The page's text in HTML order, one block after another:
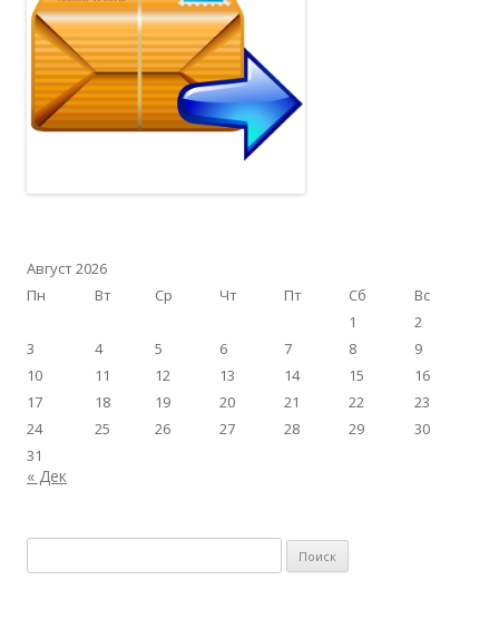
Август 2026
Пн
Вт Ср Чт Пт Сб
Вс
1
2
3
4 5 6 7 8
9
10
11 12 13 14 15
16
17
18 19 20 21 22
23
24
25 26 27 28 29
30
31
« Дек